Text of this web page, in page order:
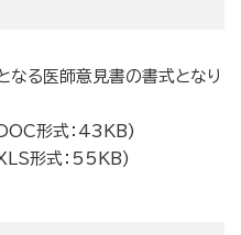
なる医師意見書の書式となり
形式：43KB)
形式：55KB)